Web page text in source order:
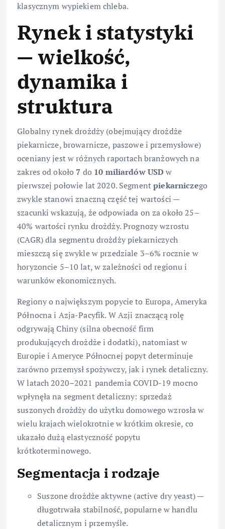
klasycznym wypiekiem chleba.
Rynek i statystyki
— wielkość,
dynamika i
struktura
Globalny rynek drożdży (obejmujący drożdże
piekarnicze, browarnicze, paszowe i przemysłowe)
oceniany jest w różnych raportach branżowych na
zakres od około 7 do 10 miliardów USD w
pierwszej połowie lat 2020. Segmentpiekarniczego
zwykle stanowi znaczną część tej wartości —
szacunki wskazują, że odpowiada on za około 25–
40% wartości rynku drożdży. Prognozy wzrostu
(CAGR) dla segmentu drożdży piekarniczych
mieszczą się zwykle w przedziale 3–6% rocznie w
horyzoncie 5–10 lat, w zależności od regionu i
warunków ekonomicznych.
Regiony o największym popycie to Europa, Ameryka
Północna i Azja-Pacyfik. W Azji znaczącą rolę
odgrywają Chiny (silna obecność firm
produkujących drożdże i dodatki), natomiast w
Europie i Ameryce Północnej popyt determinuje
zarówno przemysł spożywczy, jak i rynek detaliczny.
W latach 2020–2021 pandemia COVID-19 mocno
wpłynęła na segment detaliczny: sprzedaż
suszonych drożdży do użytku domowego wzrosła w
wielu krajach wielokrotnie w krótkim okresie, co
ukazało dużą elastyczność popytu
krótkoterminowego.
Segmentacja i rodzaje
Suszone drożdże aktywne (active dry yeast) —
długotrwała stabilność, popularne w handlu
detalicznym i przemyśle.